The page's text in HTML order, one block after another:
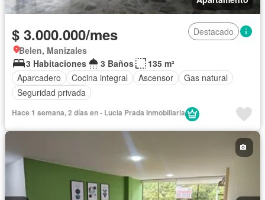
$ 3.000.000/mes
Destacado
Belen, Manizales
3 Habitaciones
3 Baños
135 m²
Aparcadero
Cocina integral Ascensor
Gas natural
Seguridad privada
Hace 1 semana, 2 días en - Lucia Prada Inmobiliaria